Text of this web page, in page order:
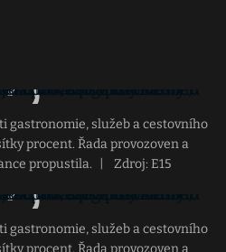
gastronomie, služeb a cestovního
procent. Řada provozoven a
propustila.
Zdroj: E15
gastronomie, služeb a cestovního
procent. Řada provozoven a